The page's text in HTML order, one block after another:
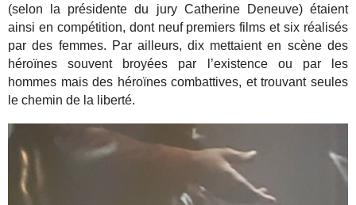
(selon la présidente du jury Catherine Deneuve) étaient
ainsi en compétition, dont neuf premiers films et six réalisés
par des femmes. Par ailleurs, dix mettaient en scène des
héroïnes souvent broyées par l’existence ou par les
hommes mais des héroïnes combattives, et trouvant seules
le chemin de la liberté.